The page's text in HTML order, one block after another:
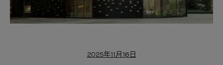
2025年11月16日